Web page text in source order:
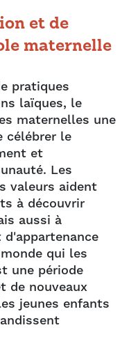
et de
maternelle
pratiques
laïques, le
maternelles une
célébrer le
et
Les
valeurs aident
à découvrir
aussi à
qui les
une période
de nouveaux
jeunes enfants